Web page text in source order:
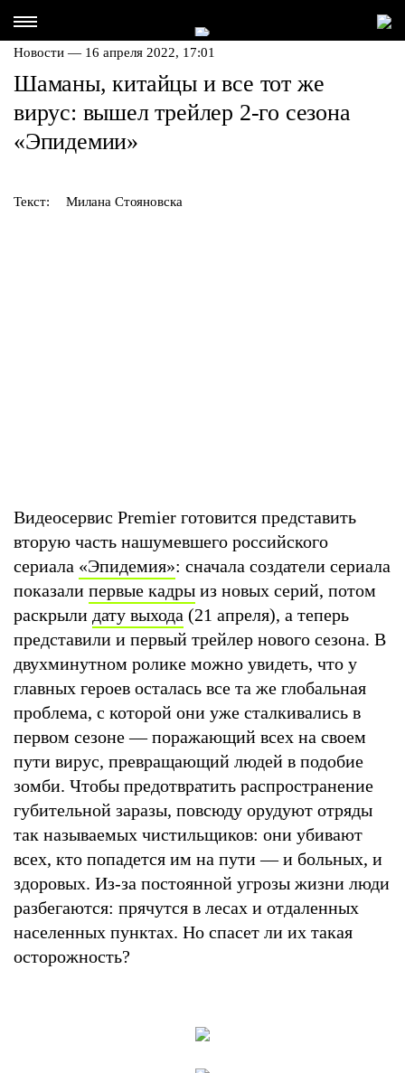
Новости — 16 апреля 2022, 17:01
Шаманы, китайцы и все тот же
вирус: вышел трейлер 2-го сезона
«Эпидемии»
Текст: Милана Стояновска
Видеосервис Premier готовится представить
вторую часть нашумевшего российского
сериала «Эпидемия»: сначала создатели сериала
показали первые кадры из новых серий, потом
раскрыли дату выхода (21 апреля), а теперь
представили и первый трейлер нового сезона. В
двухминутном ролике можно увидеть, что у
главных героев осталась все та же глобальная
проблема, с которой они уже сталкивались в
первом сезоне — поражающий всех на своем
пути вирус, превращающий людей в подобие
зомби. Чтобы предотвратить распространение
губительной заразы, повсюду орудуют отряды
так называемых чистильщиков: они убивают
всех, кто попадется им на пути — и больных, и
здоровых. Из-за постоянной угрозы жизни люди
разбегаются: прячутся в лесах и отдаленных
населенных пунктах. Но спасет ли их такая
осторожность?